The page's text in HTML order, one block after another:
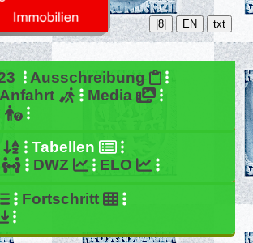
|8| EN txt
Ausschreibung
Anfahrt
Media
Tabellen
DWZ
ELO
Fortschritt